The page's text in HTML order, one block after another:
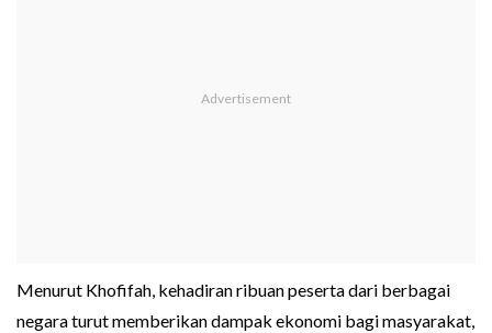
Menurut Khofifah, kehadiran ribuan peserta dari berbagai
negara turut memberikan dampak ekonomi bagi masyarakat,